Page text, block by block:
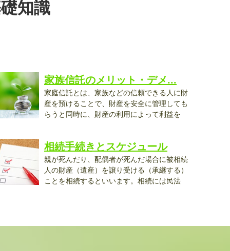
知識
家族信託のメリット・デメ...
家庭信託とは、家族などの信頼できる人に財
産を預けることで、財産を安全に管理しても
らうと同時に、財産の利用によって利益を
相続手続きとスケジュール
親が死んだり、配偶者が死んだ場合に被相続
人の財産（遺産）を譲り受ける（承継する）
ことを相続するといいます。相続には民法